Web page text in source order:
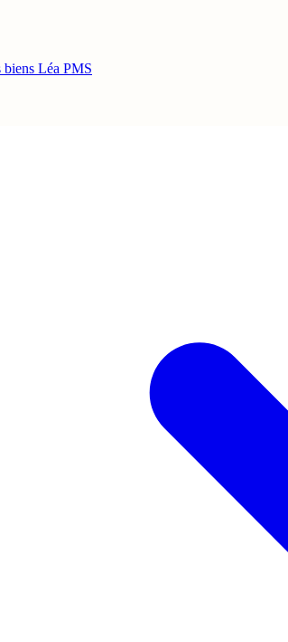
biens Léa PMS